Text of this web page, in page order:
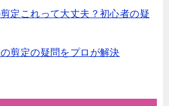
定これって大丈夫？初心者の疑
剪定の疑問をプロが解決